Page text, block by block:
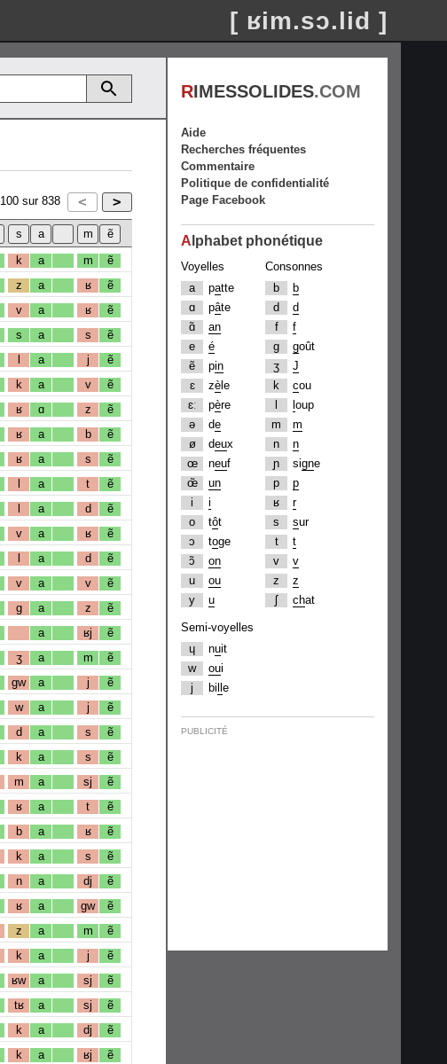
[ ʁim.sɔ.lid ]
100 sur 838
k a m ẽ
z a ʁ ẽ
v a ʁ ẽ
s a s ẽ
l a j ẽ
k a v ẽ
ʁ ɑ z ẽ
ʁ a b ẽ
ʁ a s ẽ
l a t ẽ
l a d ẽ
v a ʁ ẽ
l a d ẽ
v a v ẽ
g a z ẽ
a ʁj ẽ
ʒ a m ẽ
gw a j ẽ
w a j ẽ
d a s ẽ
k a s ẽ
m a sj ẽ
ʁ a t ẽ
b a ʁ ẽ
k a s ẽ
n a dj ẽ
ʁ a gw ẽ
z a m ẽ
k a j ẽ
ʁw a sj ẽ
tʁ a sj ẽ
k a dj ẽ
k a ʁj ẽ
RIMESSOLIDES.COM
Aide
Recherches fréquentes
Commentaire
Politique de confidentialité
Page Facebook
A lphabet phonétique
Voyelles
a
patte
ɑ
pâte
ɑ̃
an
e
é
ẽ
pin
ɛ
zè le
ɛː
père
ə
de
ø
deux
œ
neuf
œ̃
un
i
i
o
tôt
ɔ
toge
ɔ̃
on
u
ou
y
u
Consonnes
b
b
d
d
f
f
g
goût
ʒ
J
k
cou
oup
m
m
n
n
ɲ
signe
p
p
ʁ
r
s
sur
t
t
v
v
z
z
ʃ
chat
Semi-voyelles
ɥ
nuit
w
oui
j
bi e
PUBLICITÉ